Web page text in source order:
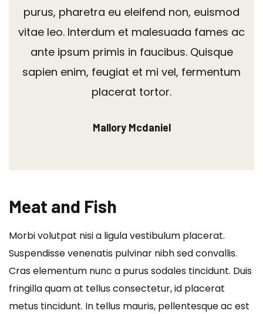
purus, pharetra eu eleifend non, euismod
vitae leo. Interdum et malesuada fames ac
ante ipsum primis in faucibus. Quisque
sapien enim, feugiat et mi vel, fermentum
placerat tortor.
Mallory Mcdaniel
Meat and Fish
Morbi volutpat nisi a ligula vestibulum placerat.
Suspendisse venenatis pulvinar nibh sed convallis.
Cras elementum nunc a purus sodales tincidunt. Duis
fringilla quam at tellus consectetur, id placerat
metus tincidunt. In tellus mauris, pellentesque ac est